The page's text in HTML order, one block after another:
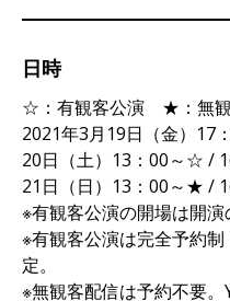
日時
☆：有観客公演 ★：無
2021年3月19日（金）17
20日（土）13：00～☆ /
21日（日）13：00～★ /
※有観客公演の開場は開演
※有観客公演は完全予約
定。
※無観客配信は予約不要。